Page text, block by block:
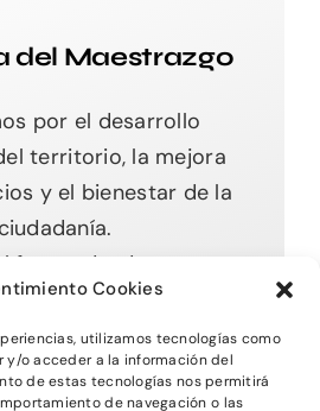
Cookies
utilizamos tecnologías como
y/o acceder a la información del
de estas tecnologías nos permitirá
de navegación o las
del Maestrazgo
por el desarrollo
territorio, la mejora
y el bienestar de la
ciudadanía.
futuro desde nuestras
raíces.